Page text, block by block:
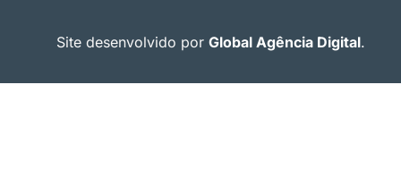
Site desenvolvido por Global Agência Digital.